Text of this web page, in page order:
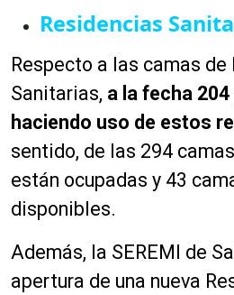
Residencias
Respecto a las camas
Sanitarias, a la fecha
haciendo uso de estos
sentido, de las 294
están ocupadas y 43
disponibles.
Además, la SEREMI de
apertura de una nueva